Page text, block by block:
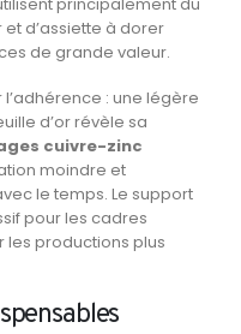
d’assiette à dorer
de grande valeur.
: une légère
d’or révèle sa
cuivre-zinc
moindre et
le temps. Le support
pour les cadres
les productions plus